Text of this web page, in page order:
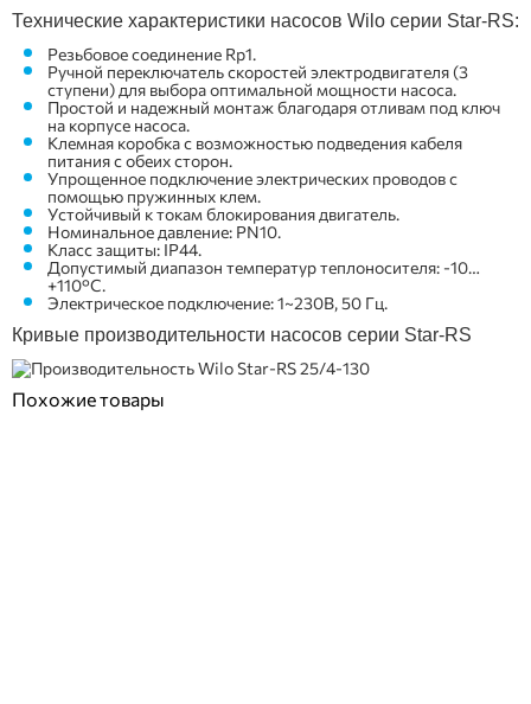
Технические характеристики насосов Wilo серии Star-RS:
Резьбовое соединение Rp1.
Ручной переключатель скоростей электродвигателя (3
ступени) для выбора оптимальной мощности насоса.
Простой и надежный монтаж благодаря отливам под ключ
на корпусе насоса.
Клемная коробка с возможностью подведения кабеля
питания с обеих сторон.
Упрощенное подключение электрических проводов с
помощью пружинных клем.
Устойчивый к токам блокирования двигатель.
Номинальное давление: PN10.
Класс защиты: IP44.
Допустимый диапазон температур теплоносителя: -10…
+110°С.
Электрическое подключение: 1~230В, 50 Гц.
Кривые производительности насосов серии Star-RS
Похожие товары